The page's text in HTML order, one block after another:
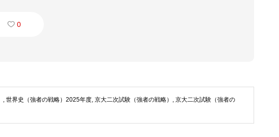
0
, 世界史（強者の戦略）2025年度, 京大二次試験（強者の戦略） , 京大二次試験（強者の